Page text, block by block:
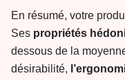
En résumé, votre
Ses propriétés
dessous de la
désirabilité,